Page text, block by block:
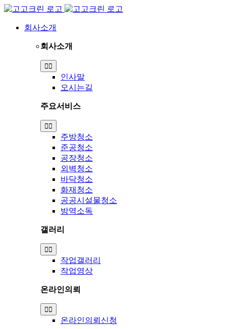
Skip
content회사소개
회사소개
Toggle
Navigation
인사말
오시는길
주요서비스
Toggle
Navigation
주방청소
준공청소
공장청소
외벽청소
바닥청소
화재청소
공공시설물청소
방역소독
갤러리
Toggle
Navigation
작업갤러리
작업영상
온라인의뢰
Toggle
Navigation
온라인의뢰신청